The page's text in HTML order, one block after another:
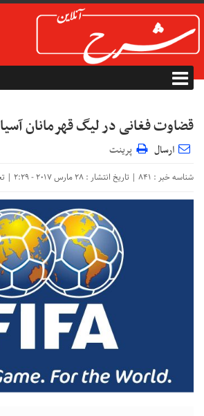
قضاوت فغانی در لیگ قهرمانان آسیا
ارسال پرینت
شناسه خبر : 841 | تاریخ انتشار : 28 مارس 2017 - 2:29 | تعداد دیدگاه :